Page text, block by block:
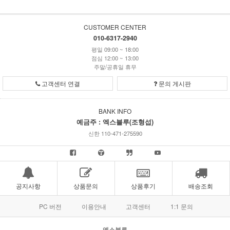
CUSTOMER CENTER
010-6317-2940
평일 09:00 ~ 18:00
점심 12:00 ~ 13:00
주말/공휴일 휴무
고객센터 연결 문의 게시판
BANK INFO
예금주 : 엑스블루(조형섭)
신한 110-471-275590
공지사항 상품문의 상품후기 배송조회
PC 버전 이용안내 고객센터 1:1 문의